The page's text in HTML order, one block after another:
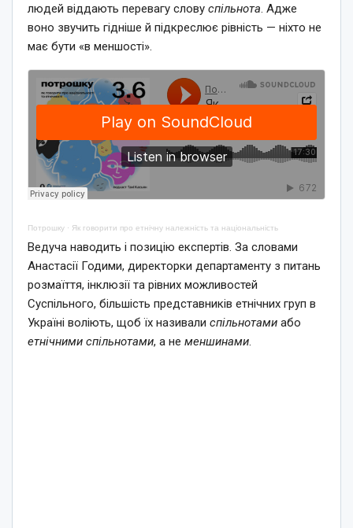
людей віддають перевагу слову спільнота. Адже
воно звучить гідніше й підкреслює рівність — ніхто не
має бути «в меншості».
Потрошку · Як говорити про етнічну належність та національність
Ведуча наводить і позицію експертів. За словами
Анастасії Годими, директорки департаменту з питань
розмаїття, інклюзії та рівних можливостей
Суспільного, більшість представників етнічних груп в
Україні воліють, щоб їх називали спільнотами або
етнічними спільнотами, а не меншинами.